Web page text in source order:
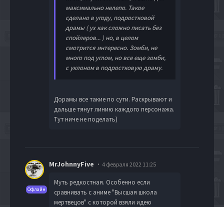
максимально нелепо. Такое
сделано в угоду, подростковой
драмы ( ух как сложно писать без
спойлеров... ) но, в целом
смотрится интересно. Зомби, не
много под углом, но все еще зомби,
с уклоном в подростковую драму.
Дорамы все такие по сути. Раскрывают и
дальше тянут линию каждого персонажа.
Тут ниче не поделать)
Офлайн
MrJohnnyFive 4 февраля 2022 11:25
Муть редкостная. Особенно если
сравнивать с аниме "Высшая школа
мертвецов" с которой взяли идею